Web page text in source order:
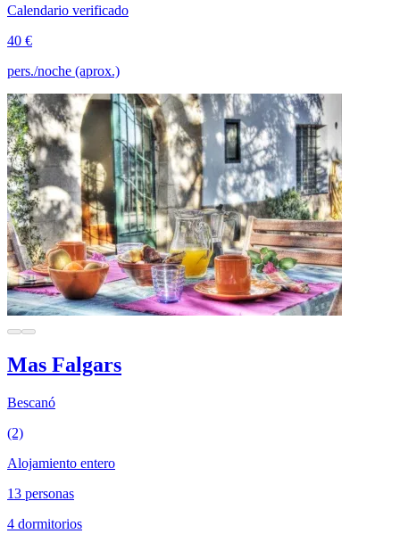
Calendario verificado
40 €
pers./noche (aprox.)
Mas Falgars
Bescanó
(2)
Alojamiento entero
13 personas
4 dormitorios